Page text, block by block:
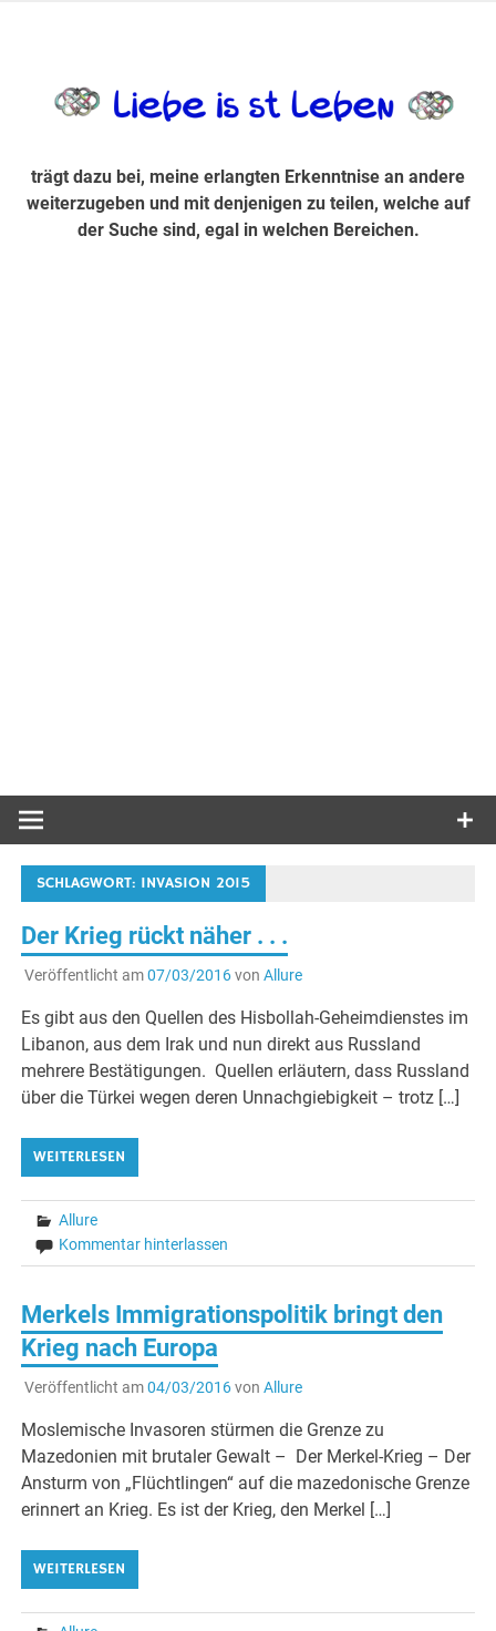
Suche sind, egal in welchen Bereichen.
trägt dazu bei, meine erlangten Erkenntnise an andere
weiterzugeben und mit denjenigen zu teilen, welche auf
der Suche sind, egal in welchen Bereichen.
SCHLAGWORT: INVASION 2015
Der Krieg rückt näher . . .
Veröffentlicht am07/03/2016von Allure
Es gibt aus den Quellen des Hisbollah-Geheimdienstes im
Libanon, aus dem Irak und nun direkt aus Russland
mehrere Bestätigungen. Quellen erläutern, dass Russland
über die Türkei wegen deren Unnachgiebigkeit – trotz […]
WEITERLESEN
Allure
Kommentar hinterlassen
Merkels Immigrationspolitik bringt den
Krieg nach Europa
Veröffentlicht am04/03/2016von Allure
Moslemische Invasoren stürmen die Grenze zu
Mazedonien mit brutaler Gewalt – Der Merkel-Krieg – Der
Ansturm von „Flüchtlingen“ auf die mazedonische Grenze
erinnert an Krieg. Es ist der Krieg, den Merkel […]
WEITERLESEN